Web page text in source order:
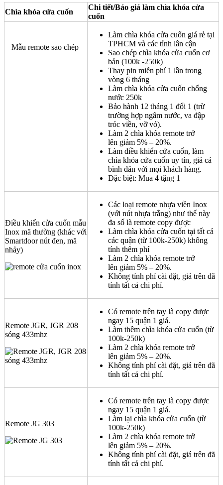
Chìa khóa cửa cuốn
Chi tiết/Báo giá làm chìa khóa cửa
cuốn
Mẫu remote sao chép
Làm chìa khóa cửa cuốn giá rẻ tại
TPHCM và các tỉnh lân cận
Sao chép chìa khóa cửa cuốn cơ
bản (100k -250k)
Thay pin miễn phí 1 lần trong
vòng 6 tháng
Làm chìa khóa cửa cuốn chống
nước 250k
Bảo hành 12 tháng 1 đổi 1 (trừ
trường hợp ngâm nước, va đập
tróc viền, vỡ vỏ).
Làm 2 chìa khóa remote trở
lên giảm 5% – 20%.
Làm điều khiển cửa cuốn, làm
chìa khóa cửa cuốn uy tín, giá cả
bình dân với mọi khách hàng.
Đặc biệt: Mua 4 tặng 1
Điều khiển cửa cuốn mẫu
Inox mã thường (khác với
Smartdoor nút đen, mã
nhảy)
Các loại remote nhựa viền Inox
(với nút nhựa trắng) như thế này
đa số là remote copy được
Làm chìa khóa cửa cuốn tại tất cả
các quận (từ 100k-250k) không
tính thêm phí
Làm 2 chìa khóa remote trở
lên giảm 5% – 20%.
Không tính phí cài đặt, giá trên đã
tính tất cả chi phí.
Remote JGR, JGR 208
sóng 433mhz
Có remote trên tay là copy được
ngay 15 quận 1 giá.
Làm thêm chìa khóa cửa cuốn (từ
100k-250k)
Làm 2 chìa khóa remote trở
lên giảm 5% – 20%.
Không tính phí cài đặt, giá trên đã
tính tất cả chi phí.
Remote JG 303
Có remote trên tay là copy được
ngay 15 quận 1 giá.
Làm lại chìa khóa cửa cuốn (từ
100k-250k)
Làm 2 chìa khóa remote trở
lên giảm 5% – 20%.
Không tính phí cài đặt, giá trên đã
tính tất cả chi phí.